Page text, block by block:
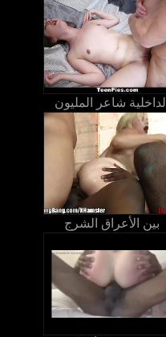
الداخلية شاعر المليون
بين الأعراق الشرج